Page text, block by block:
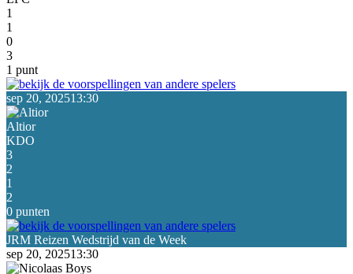
1
1
0
3
1 punt
sep 20, 202513:30
Altior
KDO
3
2
1
2
0 punten
sep 20, 202513:30